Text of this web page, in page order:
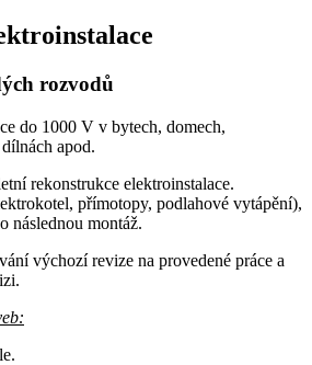
rozvodů
do 1000 V v bytech, domech,
apod.
rekonstrukce elektroinstalace.
přímotopy, podlahové vytápění),
následnou montáž.
výchozí revize na provedené práce a